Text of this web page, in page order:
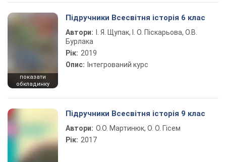
показати
обкладинку
Підручники Всесвітня історія 6 клас
Автори:
І. Я. Щупак, І. О. Піскарьова, О.В.
Бурлака
Рік: 2019
Опис: Інтегрований курс
Підручники Всесвітня історія 9 клас
Автори: О.О. Мартинюк, О. О. Гісем
Рік: 2017